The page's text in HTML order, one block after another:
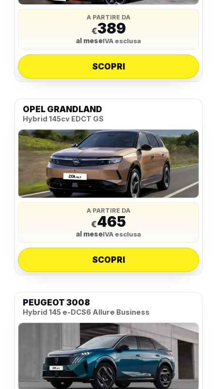
A PARTIRE DA
€389
al meseIVA esclusa
SCOPRI
OPEL GRANDLAND
Hybrid 145cv EDCT GS
A PARTIRE DA
€465
al meseIVA esclusa
SCOPRI
PEUGEOT 3008
Hybrid 145 e-DCS6 Allure Business